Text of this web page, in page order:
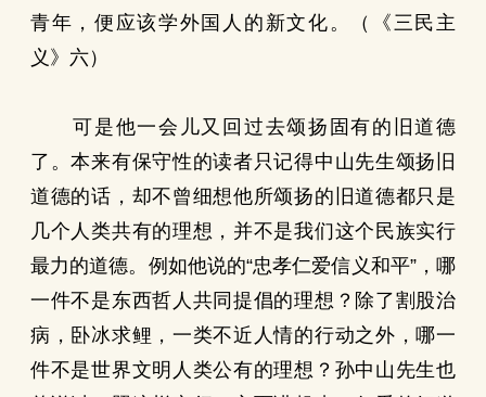
青年，便应该学外国人的新文化。（《三民主
义》六）
可是他一会儿又回过去颂扬固有的旧道德
了。本来有保守性的读者只记得中山先生颂扬旧
道德的话，却不曾细想他所颂扬的旧道德都只是
几个人类共有的理想，并不是我们这个民族实行
最力的道德。例如他说的“忠孝仁爱信义和平”，哪
一件不是东西哲人共同提倡的理想？除了割股治
病，卧冰求鲤，一类不近人情的行动之外，哪一
件不是世界文明人类公有的理想？孙中山先生也